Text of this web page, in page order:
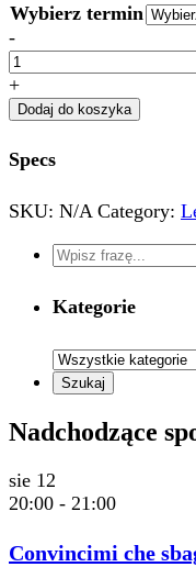
Wybierz termin
20-
minutowa
konsultacja
quantity
-
+
Dodaj do koszyka
Specs
SKU: N/A Category:
Kategorie
Nadchodzące
sie 12
20:00 - 21:00
Convincimi che